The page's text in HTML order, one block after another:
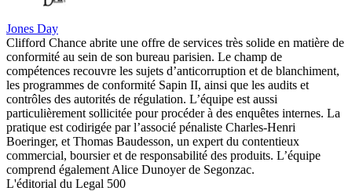
Jones Day
Clifford Chance abrite une offre de services très solide en matière de
conformité au sein de son bureau parisien. Le champ de
compétences recouvre les sujets d’anticorruption et de blanchiment,
les programmes de conformité Sapin II, ainsi que les audits et
contrôles des autorités de régulation. L’équipe est aussi
particulièrement sollicitée pour procéder à des enquêtes internes. La
pratique est codirigée par l’associé pénaliste Charles-Henri
Boeringer, et Thomas Baudesson, un expert du contentieux
commercial, boursier et de responsabilité des produits. L’équipe
comprend également Alice Dunoyer de Segonzac.
L'éditorial du Legal 500